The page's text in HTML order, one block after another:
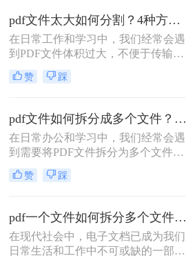
绍几种简单的方法，帮助你轻松拆分
PDF文件。
pdf文件太大如何分割？4种方法教你如何快速拆分！
在日常工作和学习中，我们经常会遇
到PDF文件体积过大，不便于传输或
管理的情况。此时，将PDF文件分割
成多个较小的文件就显得尤为重要。
详细介绍几种常用的PDF文件分割方
法，帮助用户轻松应对大体积PDF文
件的处理难题。
赞 踩
pdf文件如何拆分成多个文件？这三种方法教你轻松拆分！
在日常办公和学习中，我们经常会遇
到需要将PDF文件拆分为多个文件的
需求。无论是为了方便分享、减小文
件大小，还是为了将不同章节或内容
有用的技能。那么PDF文件如何拆分
成多个文件呢？本文将介绍三种常用
的方法，帮助你轻松拆分PDF文件。
赞 踩
pdf一个文件如何拆分多个文件？教你4招高效又简单！
在现代社会中，电子文档已成为我们
日常生活和工作中不可或缺的一部